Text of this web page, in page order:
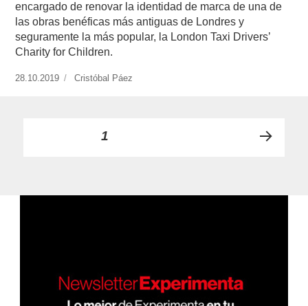
encargado de renovar la identidad de marca de una de
las obras benéficas más antiguas de Londres y
seguramente la más popular, la London Taxi Drivers’
Charity for Children.
Publicado
28.10.2019
https://www.experimenta.es/author/cristobal-
Cristóbal Páez
Paginación
entradas
PÁGINA1